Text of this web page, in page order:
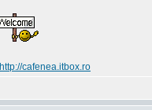
http://cafenea.itbox.ro